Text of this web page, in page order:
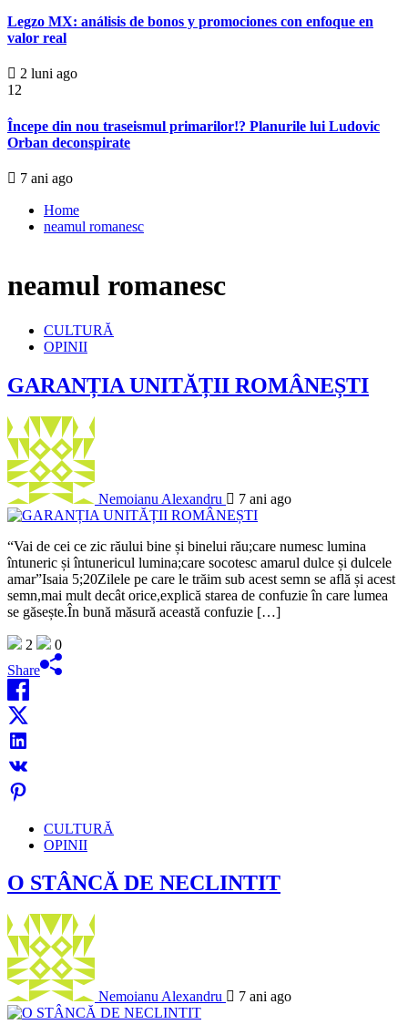
Legzo MX: análisis de bonos y promociones con enfoque en
valor real
2 luni ago
12
Începe din nou traseismul primarilor!? Planurile lui Ludovic
Orban deconspirate
7 ani ago
Home
neamul romanesc
neamul romanesc
CULTURĂ
OPINII
GARANȚIA UNITĂȚII ROMÂNEȘTI
Nemoianu Alexandru 7 ani ago
“Vai de cei ce zic răului bine și binelui rău;care numesc lumina
întuneric și întunericul lumina;care socotesc amarul dulce și dulcele
amar”Isaia 5;20Zilele pe care le trăim sub acest semn se află și acest
semn,mai mult decât orice,explică starea de confuzie în care lumea
se găsește.În bună măsură această confuzie […]
2
0
Share
CULTURĂ
OPINII
O STÂNCĂ DE NECLINTIT
Nemoianu Alexandru 7 ani ago